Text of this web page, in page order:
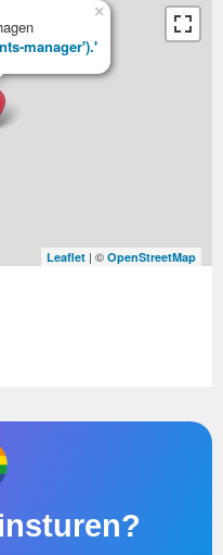
manager').'
×
Leaflet | © OpenStreetMap